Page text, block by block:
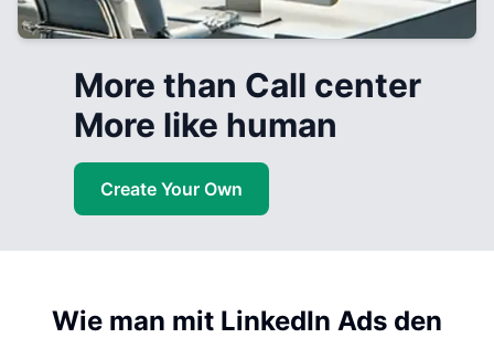
More than Call center
More like human
Create Your Own
Wie man mit LinkedIn Ads den